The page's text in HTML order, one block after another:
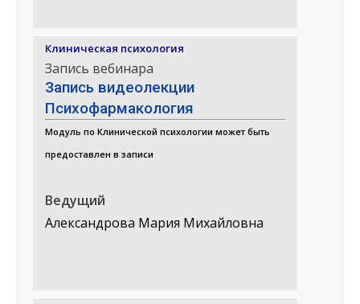
Клиническая психология
Запись вебинара
Запись видеолекции
Психофармакология
Модуль по Клинической психологии может быть
предоставлен в записи
Ведущий
Александрова Мария Михайловна